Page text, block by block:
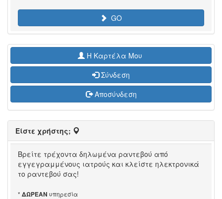
GO
H Καρτέλα Μου
Σύνδεση
Αποσύνδεση
Είστε χρήστης;
Βρείτε τρέχοντα δηλωμένα ραντεβού από
εγγεγραμμένους ιατρούς και κλείστε ηλεκτρονικά
το ραντεβού σας!
* ΔΩΡΕΑΝ υπηρεσία